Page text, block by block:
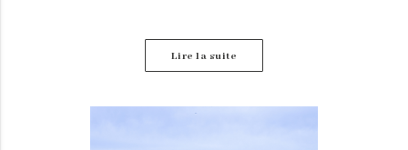
Lire la suite